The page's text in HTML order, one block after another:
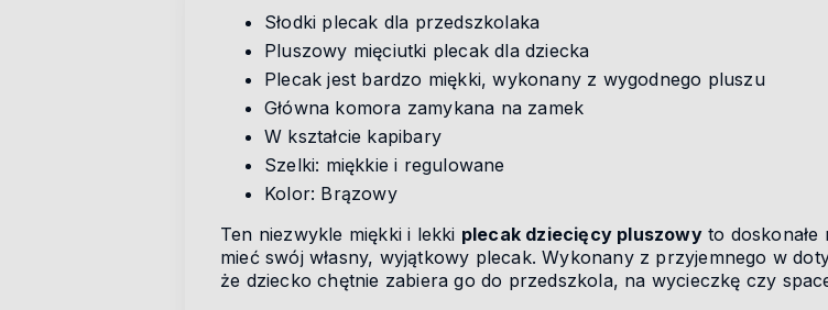
Słodki plecak dla przedszkolaka
Pluszowy mięciutki plecak dla dziecka
Plecak jest bardzo miękki, wykonany z wygodnego pluszu
Główna komora zamykana na zamek
W kształcie kapibary
Szelki: miękkie i regulowane
Kolor: Brązowy
Ten niezwykle miękki i lekki plecak dziecięcy pluszowyto doskonałe
mieć swój własny, wyjątkowy plecak. Wykonany z przyjemnego w
że dziecko chętnie zabiera go do przedszkola, na wycieczkę czy